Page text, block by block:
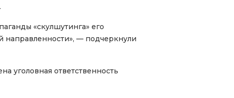
«скулшутинга» его
направленности», — подчеркнули
уголовная ответственность